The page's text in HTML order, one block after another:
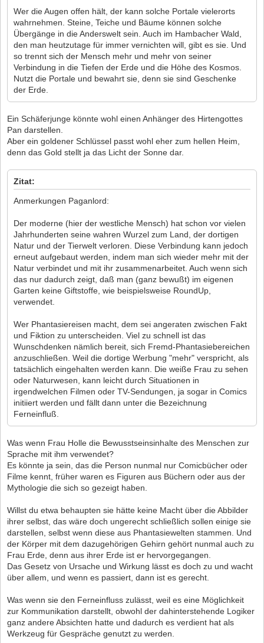
Wer die Augen offen hält, der kann solche Portale vielerorts
wahrnehmen. Steine, Teiche und Bäume können solche
Übergänge in die Anderswelt sein. Auch im Hambacher Wald,
den man heutzutage für immer vernichten will, gibt es sie. Und
so trennt sich der Mensch mehr und mehr von seiner
Verbindung in die Tiefen der Erde und die Höhe des Kosmos.
Nutzt die Portale und bewahrt sie, denn sie sind Geschenke
der Erde.
Ein Schäferjunge könnte wohl einen Anhänger des Hirtengottes
Pan darstellen.
Aber ein goldener Schlüssel passt wohl eher zum hellen Heim,
denn das Gold stellt ja das Licht der Sonne dar.
Zitat:
Anmerkungen Paganlord:
Der moderne (hier der westliche Mensch) hat schon vor vielen
Jahrhunderten seine wahren Wurzel zum Land, der dortigen
Natur und der Tierwelt verloren. Diese Verbindung kann jedoch
erneut aufgebaut werden, indem man sich wieder mehr mit der
Natur verbindet und mit ihr zusammenarbeitet. Auch wenn sich
das nur dadurch zeigt, daß man (ganz bewußt) im eigenen
Garten keine Giftstoffe, wie beispielsweise RoundUp,
verwendet.
Wer Phantasiereisen macht, dem sei angeraten zwischen Fakt
und Fiktion zu unterscheiden. Viel zu schnell ist das
Wunschdenken nämlich bereit, sich Fremd-Phantasiebereichen
anzuschließen. Weil die dortige Werbung "mehr" verspricht, als
tatsächlich eingehalten werden kann. Die weiße Frau zu sehen
oder Naturwesen, kann leicht durch Situationen in
irgendwelchen Filmen oder TV-Sendungen, ja sogar in Comics
initiiert werden und fällt dann unter die Bezeichnung
Ferneinfluß.
Was wenn Frau Holle die Bewusstseinsinhalte des Menschen zur
Sprache mit ihm verwendet?
Es könnte ja sein, das die Person nunmal nur Comicbücher oder
Filme kennt, früher waren es Figuren aus Büchern oder aus der
Mythologie die sich so gezeigt haben.
Willst du etwa behaupten sie hätte keine Macht über die Abbilder
ihrer selbst, das wäre doch ungerecht schließlich sollen einige sie
darstellen, selbst wenn diese aus Phantasiewelten stammen. Und
der Körper mit dem dazugehörigen Gehirn gehört nunmal auch zu
Frau Erde, denn aus ihrer Erde ist er hervorgegangen.
Das Gesetz von Ursache und Wirkung lässt es doch zu und wacht
über allem, und wenn es passiert, dann ist es gerecht.
Was wenn sie den Ferneinfluss zulässt, weil es eine Möglichkeit
zur Kommunikation darstellt, obwohl der dahinterstehende Logiker
ganz andere Absichten hatte und dadurch es verdient hat als
Werkzeug für Gespräche genutzt zu werden.